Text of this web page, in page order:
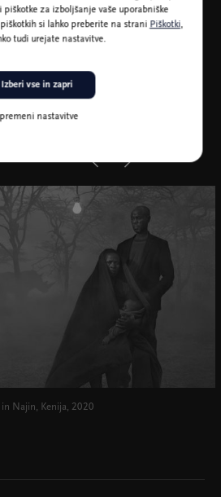
Break, Drugo poglavje
Break, Three poglavje
vseh treh knjig.
Najin, Kenija, 2020
za izboljšanje vaše uporabniške
si lahko preberite na strani Piškotki,
tudi urejate nastavitve.
nastavitve
Izberi vse in zapri